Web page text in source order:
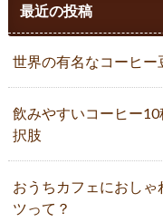
最近の投稿
世界の有名なコーヒー
飲みやすいコーヒー
択肢
おうちカフェにおし
ツって？